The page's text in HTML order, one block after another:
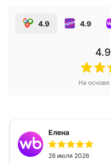
4.9 4.9
4.9
На основе
Елена
26 июля 2026